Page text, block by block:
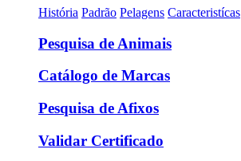
História Padrão Pelagens Caracteristícas
Pesquisa de Animais
Catálogo de Marcas
Pesquisa de Afixos
Validar Certificado